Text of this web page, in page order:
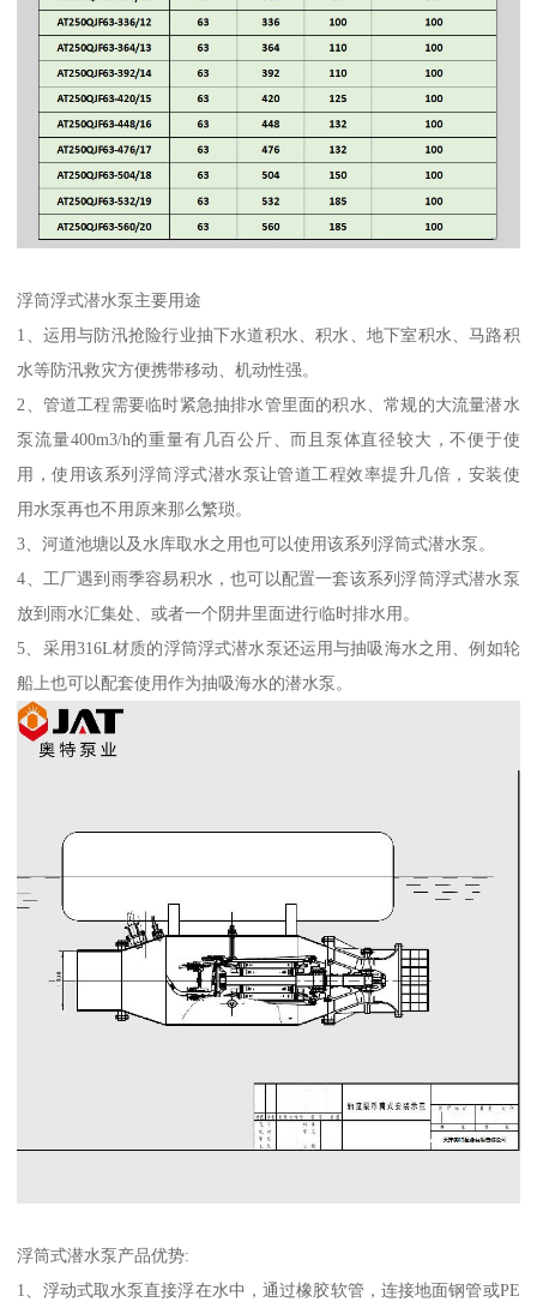
浮筒浮式潜水泵主要用途
1、运用与防汛抢险行业抽下水道积水、积水、地下室积水、马路积
水等防汛救灾方便携带移动、机动性强。
2、管道工程需要临时紧急抽排水管里面的积水、常规的大流量潜水
泵流量400m3/h的重量有几百公斤、而且泵体直径较大，不便于使
用，使用该系列浮筒浮式潜水泵让管道工程效率提升几倍，安装使
用水泵再也不用原来那么繁琐。
3、河道池塘以及水库取水之用也可以使用该系列浮筒式潜水泵。
4、工厂遇到雨季容易积水，也可以配置一套该系列浮筒浮式潜水泵
放到雨水汇集处、或者一个阴井里面进行临时排水用。
5、采用316L材质的浮筒浮式潜水泵还运用与抽吸海水之用、例如轮
船上也可以配套使用作为抽吸海水的潜水泵。
浮筒式潜水泵产品优势:
1、浮动式取水泵直接浮在水中，通过橡胶软管，连接地面钢管或PE